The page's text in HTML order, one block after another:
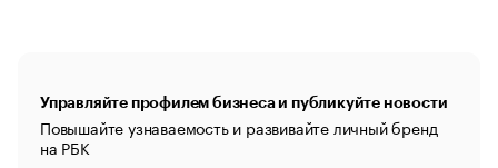
Управляйте профилем бизнеса и публикуйте новости
Повышайте узнаваемость и развивайте личный бренд
на РБК